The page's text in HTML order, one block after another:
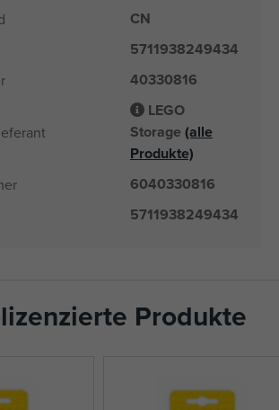
CN
5711938249434
40330816
LEGO
Storage (alle
Produkte)
6040330816
5711938249434
lizenzierte Produkte